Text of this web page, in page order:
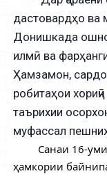
дастовардҳо ва
Донишкада
илмӣ ва
Ҳамзамон,
робитаҳои
таърихии
муфассал
Санаи 16-
ҳамкории